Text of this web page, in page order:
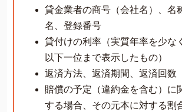
貸金業者の商号（会社名）、名
名、登録番号
貸付けの利率（実質年率を少な
以下一位まで表示したもの）
返済方法、返済期間、返済回数
賠償の予定（違約金を含む）に
する場合、その元本に対する割